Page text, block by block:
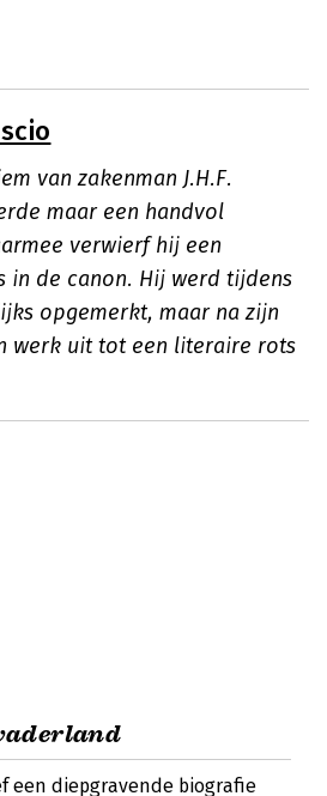
van zakenman J.H.F.
maar een handvol
verwierf hij een
in de canon. Hij werd tijdens
opgemerkt, maar na zijn
werk uit tot een literaire rots
een diepgravende biografie